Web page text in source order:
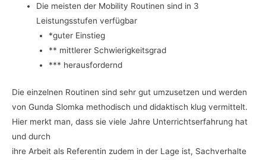
Die meisten der Mobility Routinen sind in 3
Leistungsstufen verfügbar
*guter Einstieg
** mittlerer Schwierigkeitsgrad
*** herausfordernd
Die einzelnen Routinen sind sehr gut umzusetzen und werden
von Gunda Slomka methodisch und didaktisch klug vermittelt.
Hier merkt man, dass sie viele Jahre Unterrichtserfahrung hat
und durch
ihre Arbeit als Referentin zudem in der Lage ist, Sachverhalte